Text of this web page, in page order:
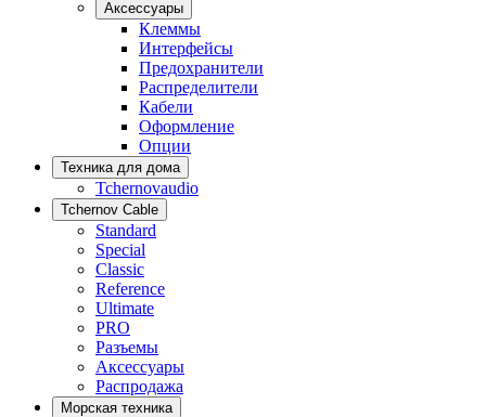
Аксессуары
Клеммы
Интерфейсы
Предохранители
Распределители
Кабели
Оформление
Опции
Техника для дома
Tchernovaudio
Tchernov Cable
Standard
Special
Classic
Reference
Ultimate
PRO
Разъемы
Аксессуары
Распродажа
Морская техника